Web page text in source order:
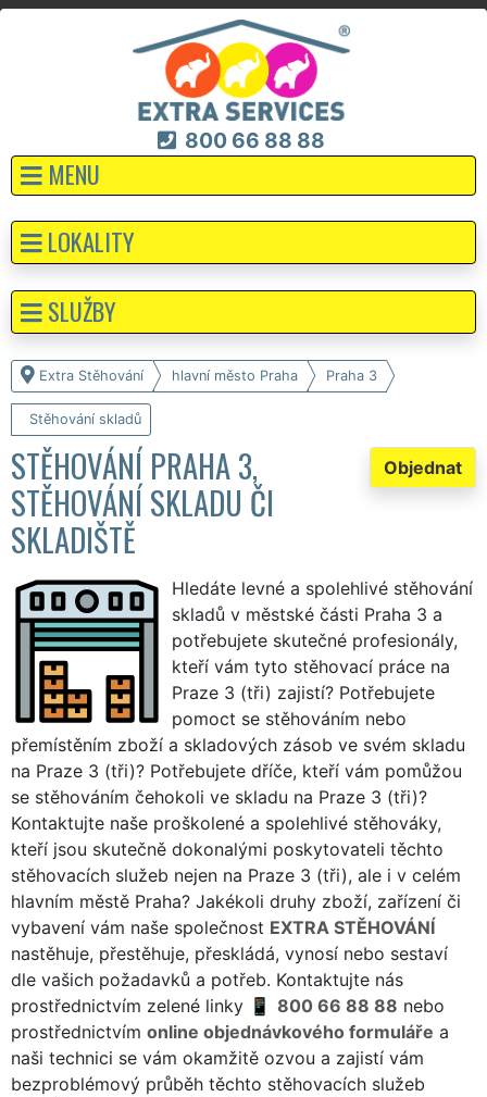
800 66 88 88
MENU
Extra Stěhování hlavní město Praha Praha 3
Stěhování skladů
Objednat
STĚHOVÁNÍ PRAHA 3,
STĚHOVÁNÍ SKLADU ČI
SKLADIŠTĚ
Hledáte levné a spolehlivé stěhování
skladů v městské části Praha 3 a
potřebujete skutečné profesionály,
kteří vám tyto stěhovací práce na
Praze 3 (tři) zajistí? Potřebujete
pomoct se stěhováním nebo
přemístěním zboží a skladových zásob ve svém skladu
na Praze 3 (tři)? Potřebujete dříče, kteří vám pomůžou
se stěhováním čehokoli ve skladu na Praze 3 (tři)?
Kontaktujte naše proškolené a spolehlivé stěhováky,
kteří jsou skutečně dokonalými poskytovateli těchto
stěhovacích služeb nejen na Praze 3 (tři), ale i v celém
hlavním městě Praha? Jakékoli druhy zboží, zařízení či
vybavení vám naše společnost EXTRA STĚHOVÁNÍ
nastěhuje, přestěhuje, přeskládá, vynosí nebo sestaví
dle vašich požadavků a potřeb. Kontaktujte nás
prostřednictvím zelené linky
800 66 88 88 nebo
prostřednictvím online objednávkového formuláře a
naši technici se vám okamžitě ozvou a zajistí vám
bezproblémový průběh těchto stěhovacích služeb
LOKALITY
SLUŽBY